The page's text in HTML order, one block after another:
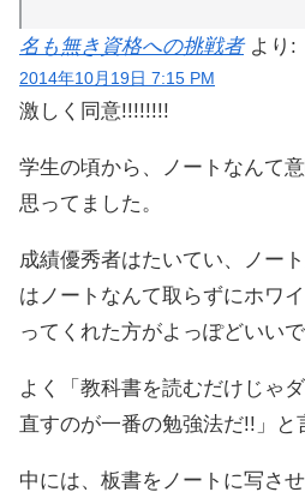
名も無き資格への挑戦者 より:
2014年10月19日 7:15 PM
激しく同意!!!!!!!!
学生の頃から、ノートなんて
思ってました。
成績優秀者はたいてい、ノー
はノートなんて取らずにホワ
ってくれた方がよっぽどいいで
よく「教科書を読むだけじゃ
直すのが一番の勉強法だ!!」と
中には、板書をノートに写さ